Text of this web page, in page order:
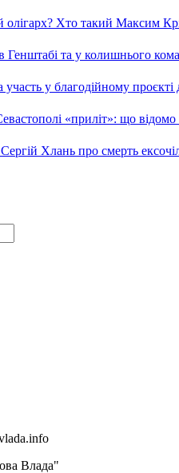
олігарх? Хто такий Максим
та у колишнього
у благодійному проєкті
«приліт»: що
Хлань про смерть
Влада"